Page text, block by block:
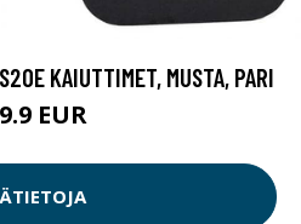
KAIUTTIMET, MUSTA, PARI
EUR